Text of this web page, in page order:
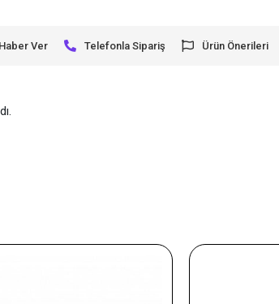
Ver Telefonla Sipariş Ürün Önerileri